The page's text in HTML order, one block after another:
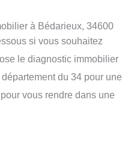
à Bédarieux, 34600
si vous souhaitez
le diagnostic immobilier
du 34 pour une
vous rendre dans une